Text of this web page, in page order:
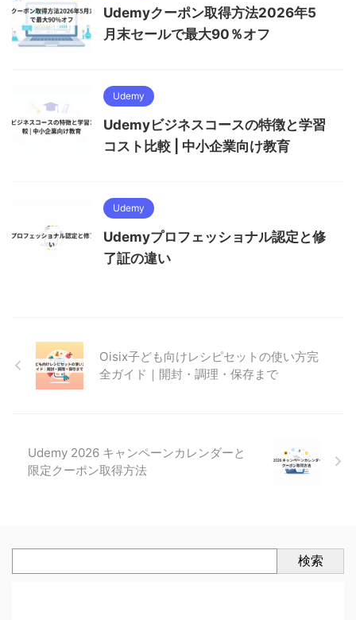
Udemyクーポン取得方法2026年5
月末セールで最大90％オフ
Udemy
Udemyビジネスコースの特徴と学習
コスト比較 | 中小企業向け教育
Udemy
Udemyプロフェッショナル認定と修
了証の違い
Oisix子ども向けレシピセットの使い方完
全ガイド｜開封・調理・保存まで
Udemy 2026 キャンペーンカレンダーと
限定クーポン取得方法
検索